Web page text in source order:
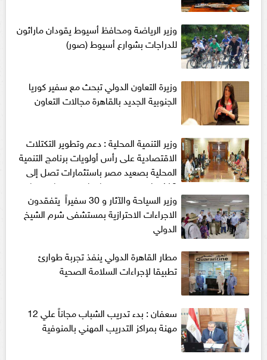
وزير الرياضة ومحافظ أسيوط يقودان ماراثون
للدراجات بشوارع أسيوط (صور)
وزيرة التعاون الدولي تبحث مع سفير كوريا
الجنوبية الجديد بالقاهرة مجالات التعاون
وزير التنمية المحلية : دعم وتطوير التكتلات
الاقتصادية على رأس أولويات برنامج التنمية
المحلية بصعيد مصر باستثمارات تصل إلى
418 مليون جنيه بمحافظتي سوهاج وقنا
وزير السياحة والآثار و 30 سفيراً يتفقدون
الاجراءات الاحترازية بمستشفى شرم الشيخ
الدولي
مطار القاهرة الدولي ينفذ تجربة طوارئ
تطبيقا لإجراءات السلامة الصحية
سعفان : بدء تدريب الشباب مجاناً علي 12
مهنة بمراكز التدريب المهني بالمنوفية